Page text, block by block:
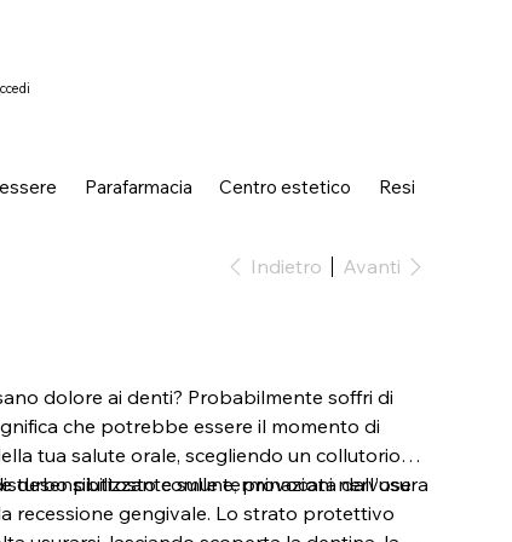
Parafarmacia Centro estetico Resi
Indietro Avanti
dolore ai denti? Probabilmente soffri di
che potrebbe essere il momento di
tua salute orale, scegliendo un collutorio
desensibilizzante sulle terminazioni nervose.
piuttosto comune, provocata dall'usura
recessione gengivale. Lo strato protettivo